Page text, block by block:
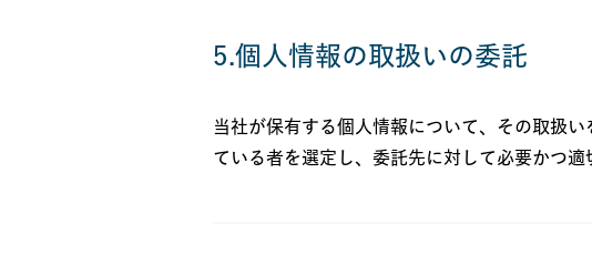
5.個人情報の取扱いの委託
当社が保有する個人情報について、その取扱
ている者を選定し、委託先に対して必要かつ適